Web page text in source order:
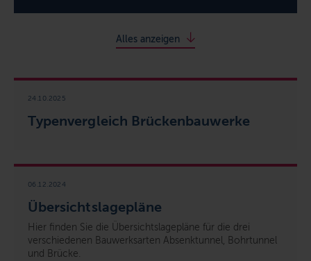
Alles anzeigen
Typenvergleich Brückenbauwerke
24.10.2025
Übersichtslagepläne
06.12.2024
Hier finden Sie die Übersichtslagepläne für die drei
verschiedenen Bauwerksarten Absenktunnel, Bohrtunnel
und Brücke.